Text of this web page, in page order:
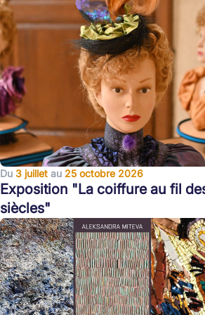
Du 3 juillet au 25 octobre 2026
Exposition "La coiffure au fil
siècles"